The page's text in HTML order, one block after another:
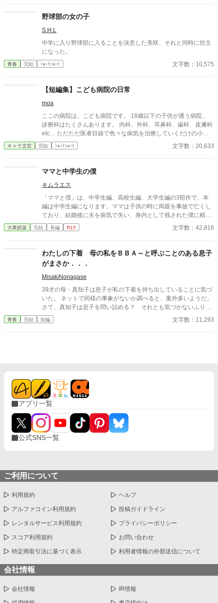
そして、秋の体育祭では、美帆と真凛が走り高跳びや100メート
ることに。
野球部の女の子
S.H.L
中学に入り野球部に入ることを決意した美咲、それと同時に坊主
になった。
青春 完結 ｼｮｰﾄｼｮｰﾄ 文字数：10,575
【短編集】こども病院の日常
moa
ここの病院は、こども病院です。 18歳以下の子供が通う病院、
診療科はたくさんあります。 内科、外科、耳鼻科、歯科、皮膚科
etc… ただただ医者目線で色々な病気を治療していくだけの小説
です。 恋愛要素などは一切ありません。 密着病院24時！的な感
じです。 人物像などは表記していない為、読者様のご想像にお任
ください。 歯科以外の医療知識はそこまで詳しくないのですみま
キャラ文芸 完結 ｼｮｰﾄｼｮｰﾄ 文字数：20,633
ママと中学生の僕
キムラエス
「ママと僕」は、中学生編、高校生編、大学生編の3部作で、本
編は中学生編になります。ママは子供の時に両親を事故で亡くし
ており、結婚後に夫を病気で失い、身内として残された僕に精神
的に依存をするようになる。幼少期の「僕」はそのママの依存が
嬉しく、素敵なママに甘える閉鎖的な生活を当たり前のことと考
マとの日常の中で処理すべきものと疑わず、ママも戸惑いながら
もママに甘える「僕」に満足する。ママも僕もそうした行為が少
なからず社会規範に反していることは理解しているが、ママとの
甘美な繋がりは解消できずに戸惑いながらも続く「ママと中学生
の僕」の営みを描いてみました。
大衆娯楽 完結 長編 R15 文字数：42,816
わたしの下着 母の私をＢＢＡ～と呼ぶことのある息子
がまさか．．．
MisakiNonagase
39才の母・真知子は息子が私の下着を持ち出していることに気づ
いた。 ネットで同様の事象がないか調べると、案外多いようだ。
さて、真知子は息子を問い詰める？ それとも気づかないふりを
青春 完結 短編 文字数：11,293
アプリ一覧
公式SNS一覧
ご利用について
利用規約 ヘルプ
アルファコイン利用規約 投稿ガイドライン
レンタルサービス利用規約 プライバシーポリシー
スコア利用規約 お問い合わせ
特定商取引法に基づく表示 利用者情報の外部送信について
会社情報
会社情報 IR情報